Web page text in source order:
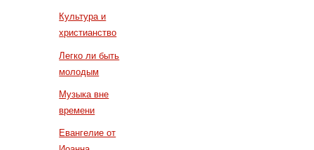
Культура и
христианство
Легко ли быть
молодым
Музыка вне
времени
Евангелие от